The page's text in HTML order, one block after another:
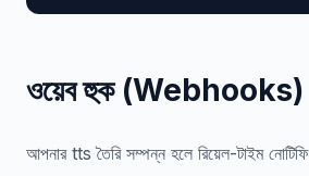
ওয়েব হুক (Webhooks)
আপনার tts তৈরি সম্পন্ন হলে রিয়েল-টাইম